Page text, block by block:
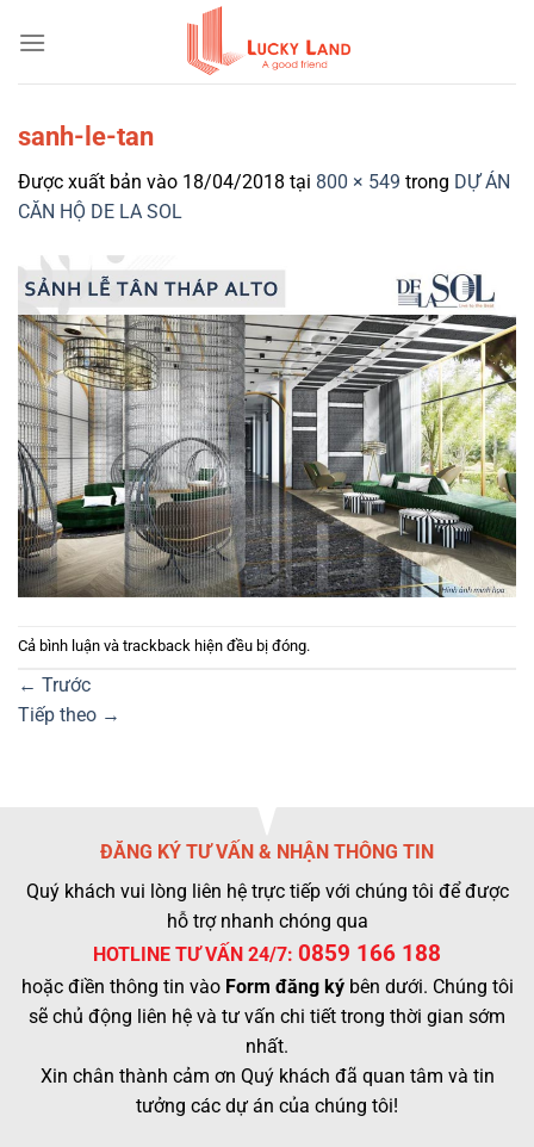
qua
sanh-le-tan
Được xuất bản vào 18/04/2018 tại 800 × 549 trong DỰ ÁN
CĂN HỘ DE LA SOL
Cả bình luận và trackback hiện đều bị đóng.
← Trước
Tiếp theo →
ĐĂNG KÝ TƯ VẤN & NHẬN THÔNG TIN
Quý khách vui lòng liên hệ trực tiếp với chúng tôi để được
hỗ trợ nhanh chóng qua
HOTLINE TƯ VẤN 24/7: 0859 166 188
hoặc điền thông tin vào Form đăng kýbên dưới. Chúng tôi
sẽ chủ động liên hệ và tư vấn chi tiết trong thời gian sớm
nhất.
Xin chân thành cảm ơn Quý khách đã quan tâm và tin
tưởng các dự án của chúng tôi!